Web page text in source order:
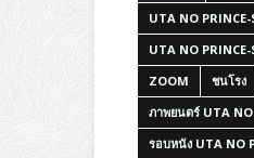
UTA NO
UTA NO
ZOOM
ชนโรง
ภาพยนตร์ UTA NO
รอบหนัง UTA NO